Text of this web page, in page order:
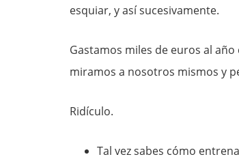
esquiar, y así sucesivamente.
Gastamos miles de euros al
miramos a nosotros mismos y
Ridículo.
Tal vez sabes cómo